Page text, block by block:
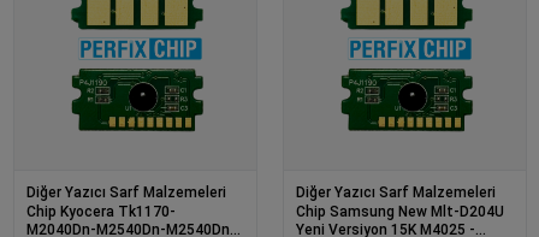
Diğer Yazıcı Sarf Malzemeleri
Chip Kyocera Tk1170-
M2040Dn-M2540Dn-M2540Dne-
Diğer Yazıcı Sarf Malzemeleri
Chip Samsung New Mlt-D204U
Yeni Versiyon 15K M4025 -